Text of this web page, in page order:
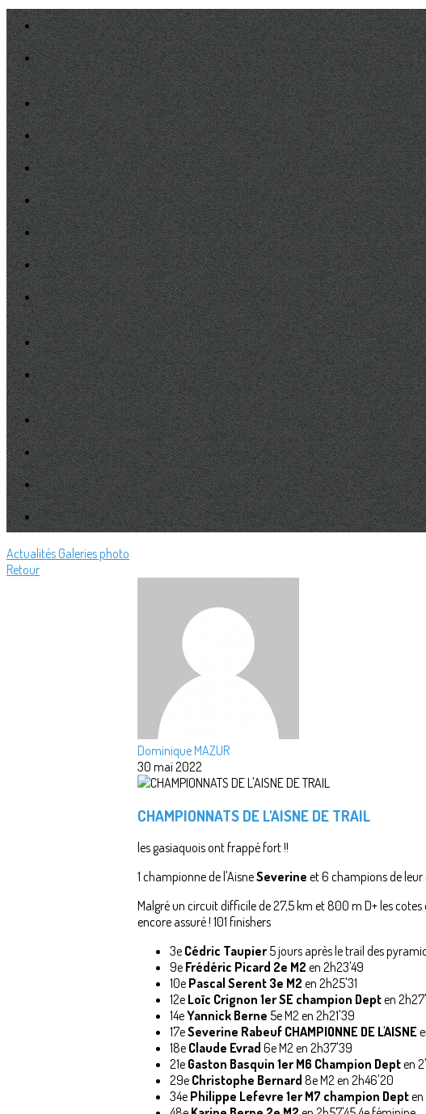
Actualités Galeries photo
Retour
Dominique MAZUR
30 mai 2022
CHAMPIONNATS DE L'AISNE DE TRAIL
les gasiaquois ont frappé fort !!
1 championne de l'AisneSeverine et 6 champions de leur
Malgré un circuit difficile de 27,5 km et 800 m D+ les
encore assuré ! 101 finishers
3e Cédric Taupier 5 jours après le trail des
9e Frédéric Picard 2e M2 en 2h23'49
10e Pascal Serent 3e M2 en 2h25'31
12e Loïc Crignon 1er SE champion Depten
14eYannick Berne 5e M2 en 2h21'39
17eSeverine Rabeuf CHAMPIONNE DE L'AISNE
18e Claude Evrad 6e M2 en 2h37'39
21e Gaston Basquin 1er M6 Champion Depten
29e Christophe Bernard 8e M2 en 2h46'20
34e Philippe Lefevre 1er M7 champion Dept